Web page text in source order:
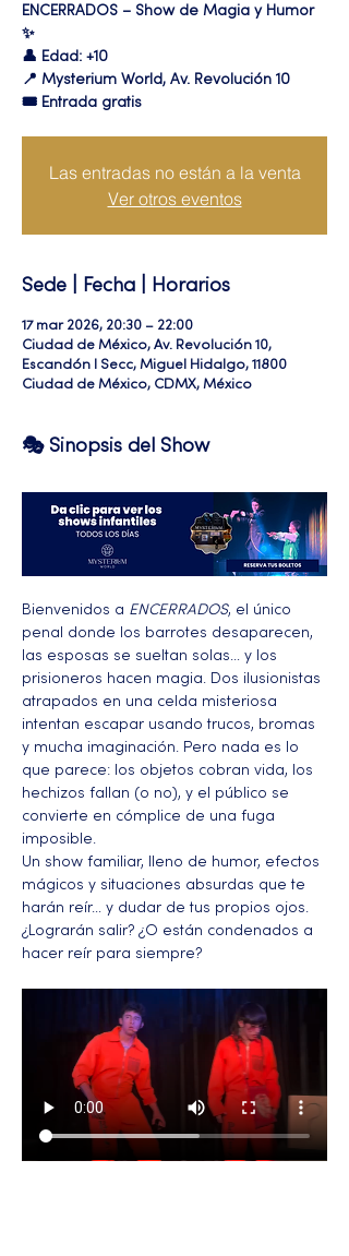
ENCERRADOS – Show de Magia y Humor
✨
👤 Edad: +10
📍 Mysterium World, Av. Revolución 10
🎟️ Entrada gratis
Las entradas no están a la venta
Ver otros eventos
Sede | Fecha | Horarios
17 mar 2026, 20:30 – 22:00
Ciudad de México, Av. Revolución 10,
Escandón I Secc, Miguel Hidalgo, 11800
Ciudad de México, CDMX, México
🎭 Sinopsis del Show
Bienvenidos a ENCERRADOS, el único
penal donde los barrotes desaparecen,
las esposas se sueltan solas… y los
prisioneros hacen magia. Dos ilusionistas
atrapados en una celda misteriosa
intentan escapar usando trucos, bromas
y mucha imaginación. Pero nada es lo
que parece: los objetos cobran vida, los
hechizos fallan (o no), y el público se
convierte en cómplice de una fuga
imposible.
Un show familiar, lleno de humor, efectos
mágicos y situaciones absurdas que te
harán reír… y dudar de tus propios ojos.
¿Lograrán salir? ¿O están condenados a
hacer reír para siempre?